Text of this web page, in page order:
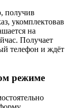
получив
укомплектовав
на
Получает
телефон и ждёт
режиме